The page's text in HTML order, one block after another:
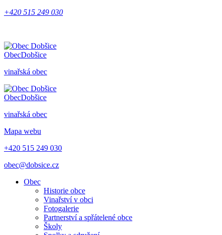
+420 515 249 030
ObecDobšice
vinařská obec
ObecDobšice
vinařská obec
Mapa webu
+420 515 249 030
obec@dobsice.cz
Obec
Historie obce
Vinařství v obci
Fotogalerie
Partnerství a spřátelené obce
Školy